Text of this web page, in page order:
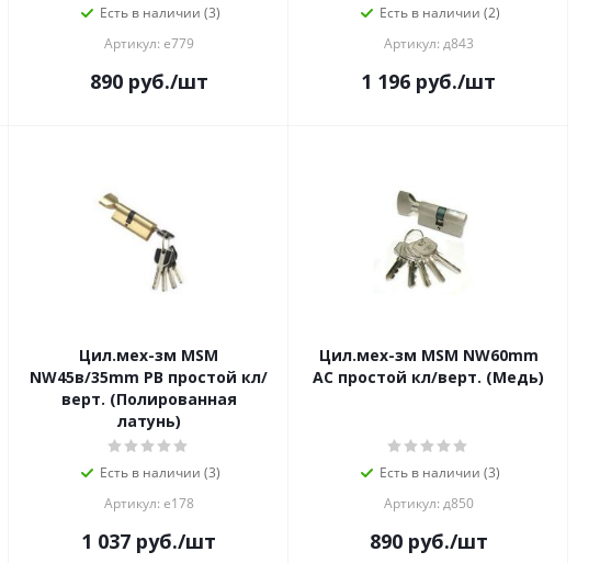
Есть в наличии (3)
Артикул: е779
890руб./шт
Есть в наличии (2)
Артикул: д843
1 196 руб./шт
Цил.мех-зм MSM
NW45в/35mm PB простой кл/
верт. (Полированная
латунь)
Есть в наличии (3)
Артикул: е178
1 037 руб./шт
Цил.мех-зм MSM NW60mm
AC простой кл/верт. (Медь)
Есть в наличии (3)
Артикул: д850
890руб./шт